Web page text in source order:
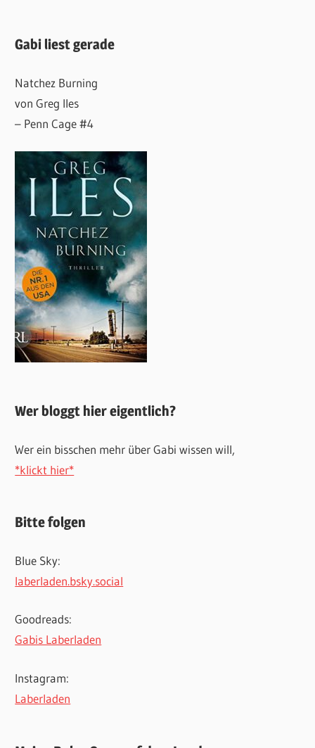
Gabi liest gerade
Natchez Burning
von Greg Iles
– Penn Cage #4
Wer bloggt hier eigentlich?
Wer ein bisschen mehr über Gabi wissen will,
*klickt hier*
Bitte folgen
Blue Sky:
laberladen.bsky.social
Goodreads:
Gabis Laberladen
Instagram:
Laberladen